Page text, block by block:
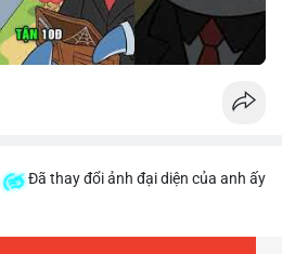
Đã thay đổi ảnh đại diện của anh ấy